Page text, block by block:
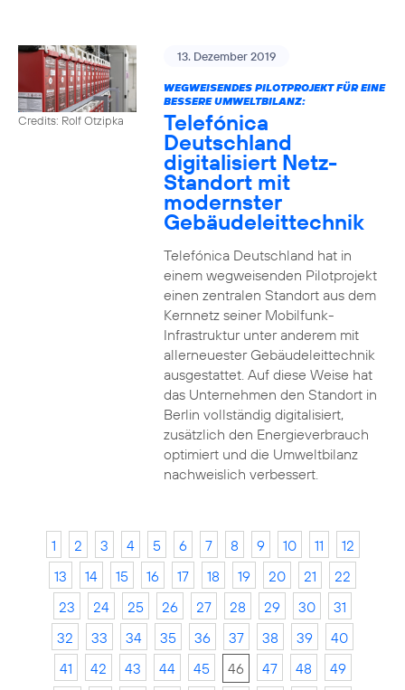
Credits: Rolf Otzipka
13. Dezember 2019
WEGWEISENDES PILOTPROJEKT FÜR EINE
BESSERE UMWELTBILANZ:
Telefónica
Deutschland
digitalisiert Netz-
Standort mit
modernster
Gebäudeleittechnik
Telefónica Deutschland hat in
einem wegweisenden Pilotprojekt
einen zentralen Standort aus dem
Kernnetz seiner Mobilfunk-
Infrastruktur unter anderem mit
allerneuester Gebäudeleittechnik
ausgestattet. Auf diese Weise hat
das Unternehmen den Standort in
Berlin vollständig digitalisiert,
zusätzlich den Energieverbrauch
optimiert und die Umweltbilanz
nachweislich verbessert.
1 2 3 4 5 6 7 8 9 10 11
12
13
14 15 16 17 18 19 20 21
22
23
24 25 26 27 28 29 30
31
32
33 34 35 36 37 38 39
40
41
42 43 44 45 46 47 48
49